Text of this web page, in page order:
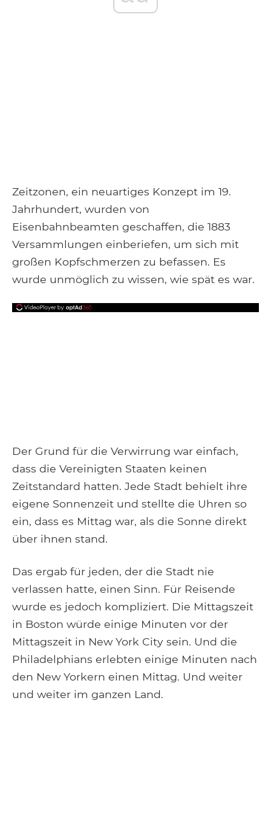
Zeitzonen, ein neuartiges Konzept im 19.
Jahrhundert, wurden von
Eisenbahnbeamten geschaffen, die 1883
Versammlungen einberiefen, um sich mit
großen Kopfschmerzen zu befassen. Es
wurde unmöglich zu wissen, wie spät es war.
Der Grund für die Verwirrung war einfach,
dass die Vereinigten Staaten keinen
Zeitstandard hatten. Jede Stadt behielt ihre
eigene Sonnenzeit und stellte die Uhren so
ein, dass es Mittag war, als die Sonne direkt
über ihnen stand.
Das ergab für jeden, der die Stadt nie
verlassen hatte, einen Sinn. Für Reisende
wurde es jedoch kompliziert. Die Mittagszeit
in Boston würde einige Minuten vor der
Mittagszeit in New York City sein. Und die
Philadelphians erlebten einige Minuten nach
den New Yorkern einen Mittag. Und weiter
und weiter im ganzen Land.